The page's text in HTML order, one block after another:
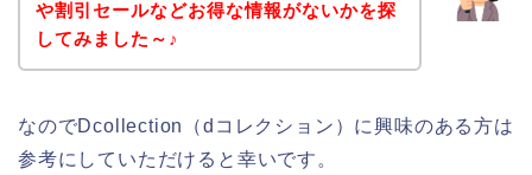
や割引セールなどお得な情報がないかを探
してみました～♪
なのでDcollection（dコレクション）に興味のある方は
参考にしていただけると幸いです。